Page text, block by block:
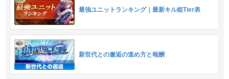
最強ユニットランキング｜最新キル姫Tier表
新世代との邂逅の進め方と報酬